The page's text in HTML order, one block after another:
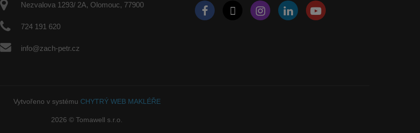
Nezvalova 1293/ 2A, Olomouc, 77900
724 191 620
info@zach-petr.cz
Vytvořeno v systému CHYTRÝ WEB MAKLÉŘE
2026 © Tomawell s.r.o.